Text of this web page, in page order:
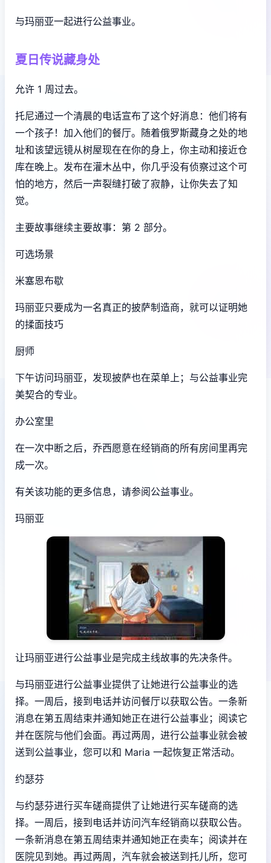
与玛丽亚一起进行公益事业。
夏日传说藏身处
允许 1 周过去。
托尼通过一个清晨的电话宣布了这个好消息：他们将有
一个孩子！加入他们的餐厅。随着俄罗斯藏身之处的地
址和该望远镜从树屋现在在你的身上，你主动和接近仓
库在晚上。发布在灌木丛中，你几乎没有侦察过这个可
怕的地方，然后一声裂缝打破了寂静，让你失去了知
觉。
主要故事继续主要故事：第 2 部分。
可选场景
米塞恩布歇
玛丽亚只要成为一名真正的披萨制造商，就可以证明她
的揉面技巧
厨师
下午访问玛丽亚，发现披萨也在菜单上；与公益事业完
美契合的专业。
办公室里
在一次中断之后，乔西愿意在经销商的所有房间里再完
成一次。
有关该功能的更多信息，请参阅公益事业。
玛丽亚
让玛丽亚进行公益事业是完成主线故事的先决条件。
与玛丽亚进行公益事业提供了让她进行公益事业的选
择。一周后，接到电话并访问餐厅以获取公告。一条新
消息在第五周结束并通知她正在进行公益事业；阅读它
并在医院与他们会面。再过两周，进行公益事业就会被
送到公益事业，您可以和 Maria 一起恢复正常活动。
约瑟芬
与约瑟芬进行买车磋商提供了让她进行买车磋商的选
择。一周后，接到电话并访问汽车经销商以获取公告。
一条新消息在第五周结束并通知她正在卖车；阅读并在
医院见到她。再过两周，汽车就会被送到托儿所，您可